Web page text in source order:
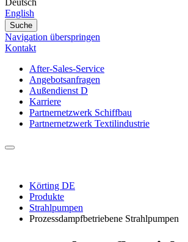
Deutsch
English
Suche
Navigation überspringen
Kontakt
After-Sales-Service
Angebotsanfragen
Außendienst D
Karriere
Partnernetzwerk Schiffbau
Partnernetzwerk Textilindustrie
Körting DE
Produkte
Strahlpumpen
Prozessdampfbetriebene Strahlpumpen